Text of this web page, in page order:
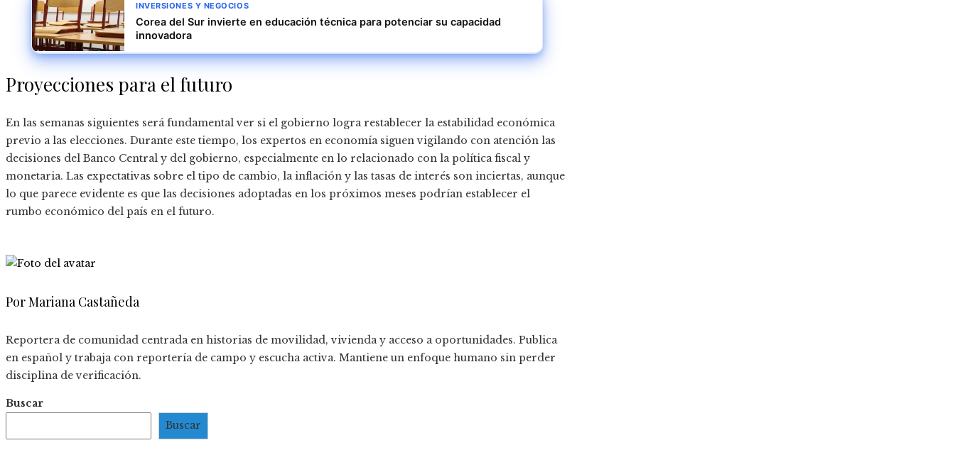
INVERSIONES Y NEGOCIOS
Corea del Sur invierte en educación técnica para potenciar su capacidad
innovadora
Proyecciones para el futuro
En las semanas siguientes será fundamental ver si el gobierno logra restablecer la estabilidad económica
previo a las elecciones. Durante este tiempo, los expertos en economía siguen vigilando con atención las
decisiones del Banco Central y del gobierno, especialmente en lo relacionado con la política fiscal y
monetaria. Las expectativas sobre el tipo de cambio, la inflación y las tasas de interés son inciertas, aunque
lo que parece evidente es que las decisiones adoptadas en los próximos meses podrían establecer el
rumbo económico del país en el futuro.
Por Mariana Castañeda
Reportera de comunidad centrada en historias de movilidad, vivienda y acceso a oportunidades. Publica
en español y trabaja con reportería de campo y escucha activa. Mantiene un enfoque humano sin perder
disciplina de verificación.
Buscar
Buscar